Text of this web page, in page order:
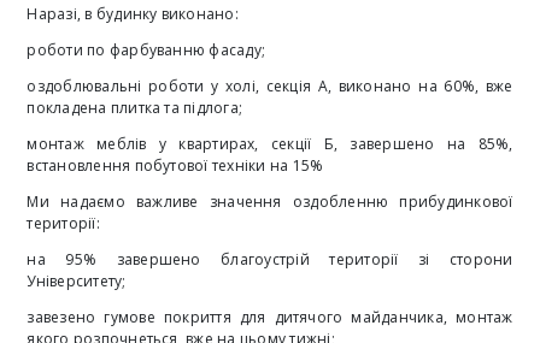
Наразі, в будинку виконано:
роботи по фарбуванню фасаду;
оздоблювальні роботи у холі, секція А, виконано на 60%, вже
покладена плитка та підлога;
монтаж меблів у квартирах, секції Б, завершено на 85%,
встановлення побутової техніки на 15%
Ми надаємо важливе значення оздобленню прибудинкової
території:
на 95% завершено благоустрій території зі сторони
Університету;
завезено гумове покриття для дитячого майданчика, монтаж